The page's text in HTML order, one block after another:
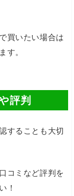
買いたい場合は
す。
評判
することも大切
コミなど評判を
！